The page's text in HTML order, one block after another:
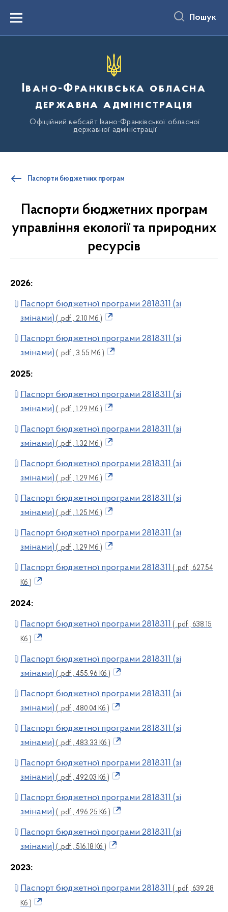
вмістуMenu Пошук
Івано-Франківська обласна
державна адміністрація
Офіційний вебсайт Івано-Франківської обласної
державної адміністрації
Паспорти бюджетних програм
Паспорти бюджетних програм
управління екології та природних
ресурсів
2026:
Паспорт бюджетної програми 2818311 (зі
змінами) ( .pdf , 2.10 Мб )
Паспорт бюджетної програми 2818311 (зі
змінами) ( .pdf , 3.55 Мб )
2025:
Паспорт бюджетної програми 2818311 (зі
змінами) ( .pdf , 1.29 Мб )
Паспорт бюджетної програми 2818311 (зі
змінами) ( .pdf , 1.32 Мб )
Паспорт бюджетної програми 2818311 (зі
змінами) ( .pdf , 1.29 Мб )
Паспорт бюджетної програми 2818311 (зі
змінами) ( .pdf , 1.25 Мб )
Паспорт бюджетної програми 2818311 (зі
змінами) ( .pdf , 1.29 Мб )
Паспорт бюджетної програми 2818311 ( .pdf , 627.54
Кб )
2024:
Паспорт бюджетної програми 2818311 ( .pdf , 638.15
Кб )
Паспорт бюджетної програми 2818311 (зі
змінами) ( .pdf , 455.96 Кб )
Паспорт бюджетної програми 2818311 (зі
змінами) ( .pdf , 480.04 Кб )
Паспорт бюджетної програми 2818311 (зі
змінами) ( .pdf , 483.33 Кб )
Паспорт бюджетної програми 2818311 (зі
змінами) ( .pdf , 492.03 Кб )
Паспорт бюджетної програми 2818311 (зі
змінами) ( .pdf , 496.25 Кб )
Паспорт бюджетної програми 2818311 (зі
змінами) ( .pdf , 516.18 Кб )
2023:
Паспорт бюджетної програми 2818311 ( .pdf , 639.28
Кб )